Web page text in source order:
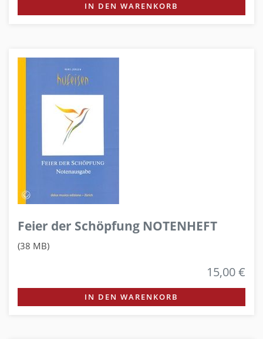
IN DEN WARENKORB
Feier der Schöpfung NOTENHEFT
(38 MB)
15,00 €
IN DEN WARENKORB